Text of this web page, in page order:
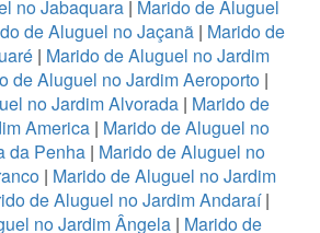
no Jabaquara | Marido de Aluguel
de Aluguel no Jaçanã| Marido de
| Marido de Aluguel no Jardim
de Aluguel no Jardim Aeroporto |
no Jardim Alvorada| Marido de
America | Marido de Aluguel no
da Penha | Marido de Aluguel no
| Marido de Aluguel no Jardim
de Aluguel no Jardim Andaraí|
no Jardim Ângela | Marido de